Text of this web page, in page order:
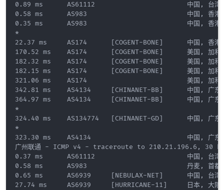
0.89 ms      AS61112                       中国, 台湾
0.58 ms      AS983                         中国, 香港
0.35 ms      AS983                         中国, 香港
*
22.37 ms     AS174      [COGENT-BONE]      中国, 香港
170.52 ms    AS174      [COGENT-BONE]      美国, 加利
182.32 ms    AS174      [COGENT-BONE]      美国, 加利
182.15 ms    AS174      [COGENT-BONE]      美国, 加利
321.06 ms    AS174                         美国, 加利福尼
342.81 ms    AS4134     [CHINANET-BB]      中国, 广东
364.97 ms    AS4134     [CHINANET-BB]      中国, 广东
*
324.40 ms    AS134774   [CHINANET-GD]      中国, 广
*
323.30 ms    AS4134                        中国, 广东, 深
广州联通 - ICMP v4 - traceroute to 210.21.196.6, 30
0.37 ms      AS61112                       中国, 台湾
0.58 ms      AS983                         丹麦, 首都大区,
0.65 ms      AS6939     [NEBULAX-NET]      中国, 台
27.74 ms     AS6939     [HURRICANE-11]     日本, 大